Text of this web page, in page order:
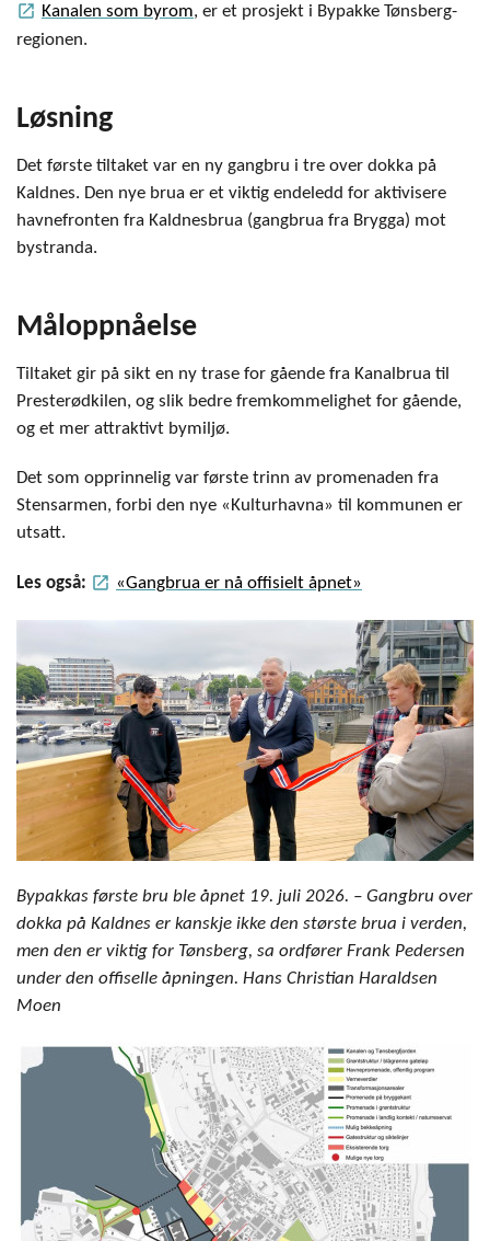
launch Kanalen som byrom, er et prosjekt i Bypakke Tønsberg-
regionen.
Løsning
Det første tiltaket var en ny gangbru i tre over dokka på
Kaldnes. Den nye brua er et viktig endeledd for aktivisere
havnefronten fra Kaldnesbrua (gangbrua fra Brygga) mot
bystranda.
Måloppnåelse
Tiltaket gir på sikt en ny trase for gående fra Kanalbrua til
Presterødkilen, og slik bedre fremkommelighet for gående,
og et mer attraktivt bymiljø.
Det som opprinnelig var første trinn av promenaden fra
Stensarmen, forbi den nye «Kulturhavna» til kommunen er
utsatt.
Les også: launch «Gangbrua er nå offisielt åpnet»
Bypakkas første bru ble åpnet 19. juli 2026. – Gangbru over
dokka på Kaldnes er kanskje ikke den største brua i verden,
men den er viktig for Tønsberg, sa ordfører Frank Pedersen
under den offiselle åpningen. Hans Christian Haraldsen
Moen